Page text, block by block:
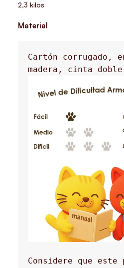
2,3 kilos
Material
Cartón corrugado,
Considere que este